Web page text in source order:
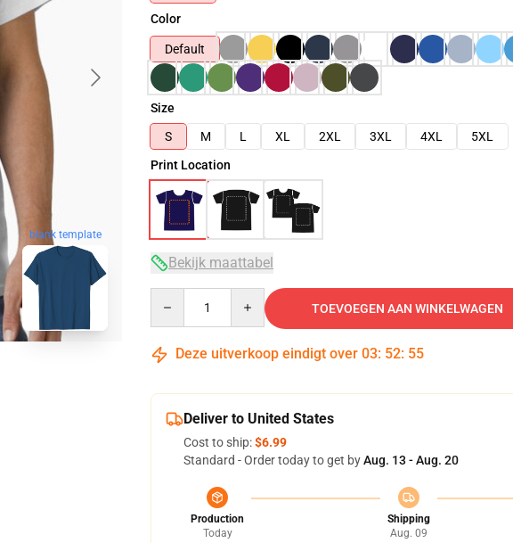
blank template
Color
Default
Size
S
M L XL 2XL 3XL 4XL
5XL
Print Location
Bekijk maattabel
TOEVOEGEN AAN WINKELWAGEN
Deze uitverkoop eindigt over 03: 52: 54
Deliver to United States
Cost to ship:$6.99
Standard - Order today to get byAug. 13 - Aug. 20
Production
Today
Shipping
Aug. 09